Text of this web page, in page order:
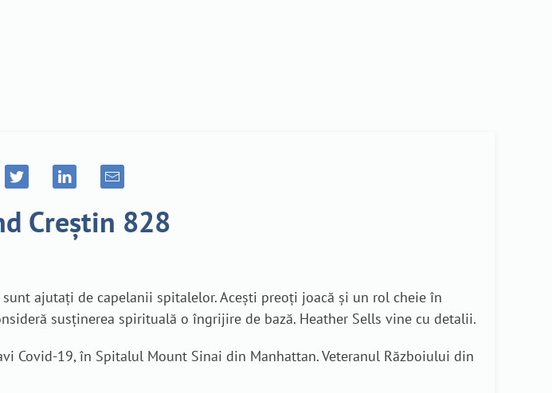
Creștin 828
ajutați de capelanii spitalelor. Acești preoți joacă și un rol cheie în
susținerea spirituală o îngrijire de bază. Heather Sells vine cu detalii.
Covid-19, în Spitalul Mount Sinai din Manhattan. Veteranul Războiului din